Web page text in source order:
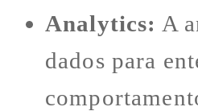
Analytics: A
dados para